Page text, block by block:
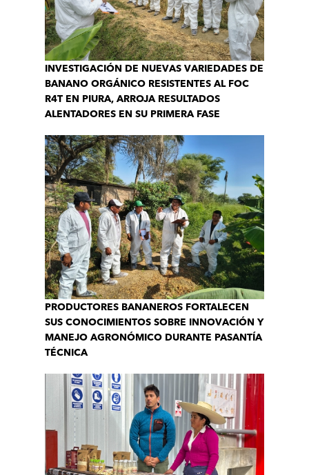
INVESTIGACIÓN DE NUEVAS VARIEDADES DE
BANANO ORGÁNICO RESISTENTES AL FOC
R4T EN PIURA, ARROJA RESULTADOS
ALENTADORES EN SU PRIMERA FASE
PRODUCTORES BANANEROS FORTALECEN
SUS CONOCIMIENTOS SOBRE INNOVACIÓN Y
MANEJO AGRONÓMICO DURANTE PASANTÍA
TÉCNICA